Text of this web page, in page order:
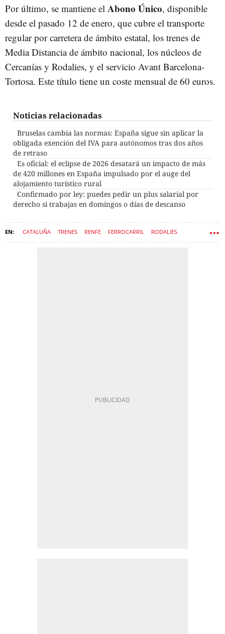
Por último, se mantiene el Abono Único, disponible
desde el pasado 12 de enero, que cubre el transporte
regular por carretera de ámbito estatal, los trenes de
Media Distancia de ámbito nacional, los núcleos de
Cercanías y Rodalies, y el servicio Avant Barcelona-
Tortosa. Este título tiene un coste mensual de 60 euros.
Noticias relacionadas
Bruselas cambia las normas: España sigue sin aplicar la
obligada exención del IVA para autónomos tras dos años
de retraso
Es oficial: el eclipse de 2026 desatará un impacto de más
de 420 millones en España impulsado por el auge del
alojamiento turístico rural
Confirmado por ley: puedes pedir un plus salarial por
derecho si trabajas en domingos o días de descanso
CATALUÑA TRENES RENFE FERROCARRIL RODALIES